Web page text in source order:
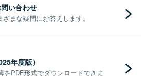
い合わせ
まな疑問にお答えします。
年度版）
をPDF形式でダウンロードできま